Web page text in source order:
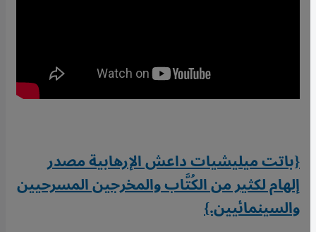
{باتت ميليشيات داعش الإرهابية مصدر
إلهام لكثير من الكُتَّاب والمخرجين المسرحيين
والسينمائيين.}